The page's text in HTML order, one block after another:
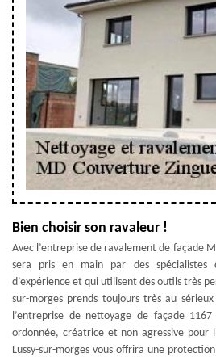
Bien choisir son ravaleur !
Avec l’entreprise de ravalement de façade
sera pris en main par des spécialistes
d’expérience et qui utilisent des outils très
sur-morges prends toujours très au
l’entreprise de nettoyage de façade
ordonnée, créatrice et non agressive pour
Lussy-sur-morges vous offrira une